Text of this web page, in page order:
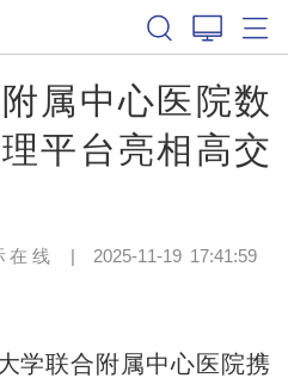
属中心医院数
平台亮相高交
在线 | 2025-11-19 17:41:59
联合附属中心医院携